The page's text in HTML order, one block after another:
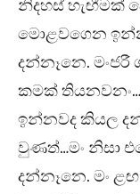
නිදහස් හැඟීමක්
මොළවගෙන
දන්නෑනෙ.
කමක්
ඉන්නවද කියල
වුණත්…මං නිසා
දන්නෑනෙ. මං